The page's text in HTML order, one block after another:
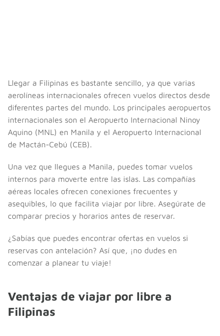
Llegar a Filipinas es bastante sencillo, ya que varias
aerolíneas internacionales ofrecen vuelos directos desde
diferentes partes del mundo. Los principales aeropuertos
internacionales son el Aeropuerto Internacional Ninoy
Aquino (MNL) en Manila y el Aeropuerto Internacional
de Mactán-Cebú (CEB).
Una vez que llegues a Manila, puedes tomar vuelos
internos para moverte entre las islas. Las compañías
aéreas locales ofrecen conexiones frecuentes y
asequibles, lo que facilita viajar por libre. Asegúrate de
comparar precios y horarios antes de reservar.
¿Sabías que puedes encontrar ofertas en vuelos si
reservas con antelación? Así que, ¡no dudes en
comenzar a planear tu viaje!
Ventajas de viajar por libre a
Filipinas